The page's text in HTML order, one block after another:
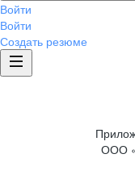
Войти
Войти
Создать резюме
ООО